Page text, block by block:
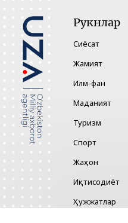
Рукнлар
Сиёсат
Жамият
Илм-фан
Маданият
Туризм
Спорт
Жаҳон
Иқтисодиёт
Ҳужжатлар